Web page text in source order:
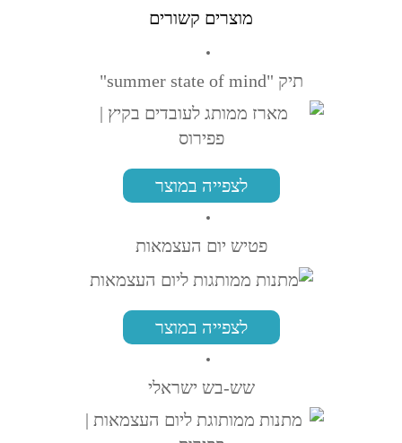
מוצרים קשורים
תיק "summer state of mind"
לצפייה במוצר
פטיש יום העצמאות
לצפייה במוצר
שש-בש ישראלי